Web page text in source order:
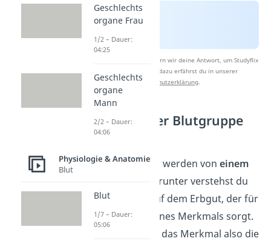
Nach Beantwortung speichern wir deine Antwort, um Studyflix
zu verbessern. Mehr dazu erfährst du in unserer
Datenschutzerklärung.
Festlegung der Blutgruppe
durch Allele
Alle 4 Blutgruppen werden von einem
bestimmt. Darunter verstehst du
einen Abschnitt auf dem Erbgut, der für
die Ausprägung eines Merkmals sorgt.
In unserem Fall ist das Merkmal also die
Geschlechts
organe Frau
1/2 – Dauer:
04:25
Geschlechts
organe
Mann
2/2 – Dauer:
04:06
Physiologie & Anatomie
Blut
Blut
1/7 – Dauer:
05:06